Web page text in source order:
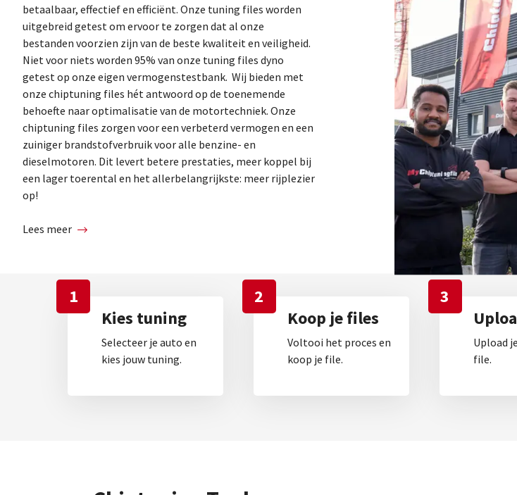
betaalbaar, effectief en efficiënt. Onze tuning files worden
uitgebreid getest om ervoor te zorgen dat al onze
bestanden voorzien zijn van de beste kwaliteit en veiligheid.
Niet voor niets worden 95% van onze tuning files dyno
getest op onze eigen vermogenstestbank. Wij bieden met
onze chiptuning files hét antwoord op de toenemende
behoefte naar optimalisatie van de motortechniek. Onze
chiptuning files zorgen voor een verbeterd vermogen en een
zuiniger brandstofverbruik voor alle benzine- en
dieselmotoren. Dit levert betere prestaties, meer koppel bij
een lager toerental en het allerbelangrijkste: meer rijplezier
op!
Lees meer
1
Kies tuning
Selecteer je auto en
kies jouw tuning.
2
Koop je files
Voltooi het proces en
koop je file.
3
Upload
file.